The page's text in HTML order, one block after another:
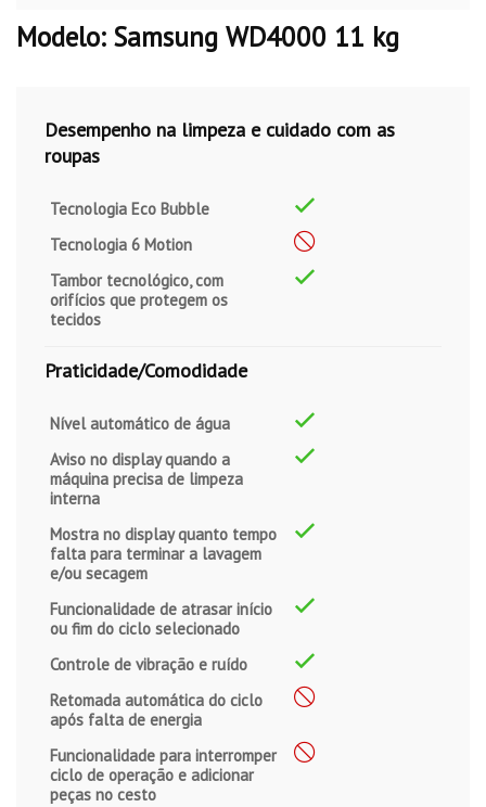
Modelo: Samsung WD4000 11 kg
Desempenho na limpeza e cuidado com as
roupas
Tecnologia Eco Bubble
Tecnologia 6 Motion
Tambor tecnológico, com
orifícios que protegem os
tecidos
Praticidade/Comodidade
Nível automático de água
Aviso no display quando a
máquina precisa de limpeza
interna
Mostra no display quanto tempo
falta para terminar a lavagem
e/ou secagem
Funcionalidade de atrasar início
ou fim do ciclo selecionado
Controle de vibração e ruído
Retomada automática do ciclo
após falta de energia
Funcionalidade para interromper
ciclo de operação e adicionar
peças no cesto